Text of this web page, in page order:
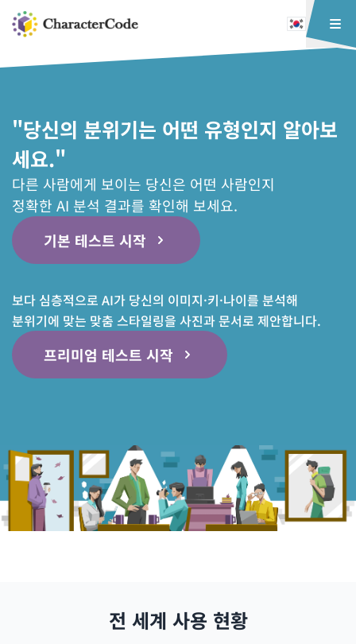
"당신의 분위기는 어떤 유형인지 알아보
세요."
다른 사람에게 보이는 당신은 어떤 사람인지
정확한 AI 분석 결과를 확인해 보세요.
기본 테스트 시작
보다 심층적으로 AI가 당신의 이미지·키·나이를 분석해
분위기에 맞는 맞춤 스타일링을 사진과 문서로 제안합니다.
프리미엄 테스트 시작
전 세계 사용 현황